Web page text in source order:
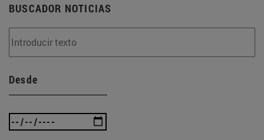
BUSCADOR NOTICIAS
Desde